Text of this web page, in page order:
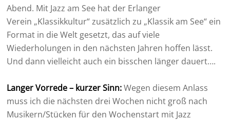
Abend. Mit Jazz am See hat der Erlanger
Verein „Klassikkultur“ zusätzlich zu „Klassik am See“ ein
Format in die Welt gesetzt, das auf viele
Wiederholungen in den nächsten Jahren hoffen lässt.
Und dann vielleicht auch ein bisschen länger dauert….
Langer Vorrede – kurzer Sinn:Wegen diesem Anlass
muss ich die nächsten drei Wochen nicht groß nach
Musikern/Stücken für den Wochenstart mit Jazz